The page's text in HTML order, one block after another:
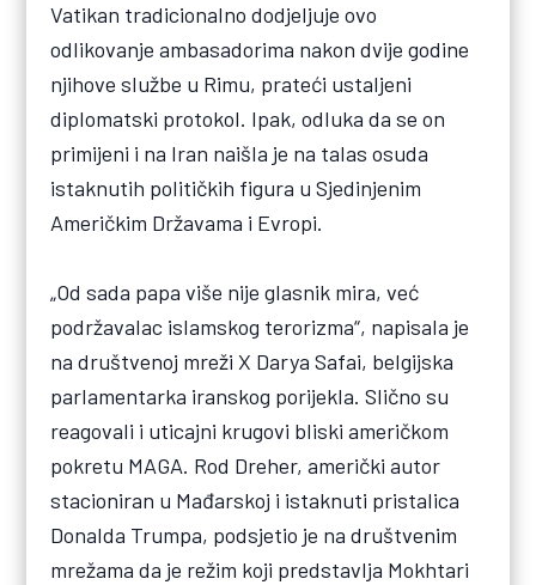
Vatikan tradicionalno dodjeljuje ovo
odlikovanje ambasadorima nakon dvije godine
njihove službe u Rimu, prateći ustaljeni
diplomatski protokol. Ipak, odluka da se on
primijeni i na Iran naišla je na talas osuda
istaknutih političkih figura u Sjedinjenim
Američkim Državama i Evropi.
„Od sada papa više nije glasnik mira, već
podržavalac islamskog terorizma“, napisala je
na društvenoj mreži X Darya Safai, belgijska
parlamentarka iranskog porijekla. Slično su
reagovali i uticajni krugovi bliski američkom
pokretu MAGA. Rod Dreher, američki autor
stacioniran u Mađarskoj i istaknuti pristalica
Donalda Trumpa, podsjetio je na društvenim
mrežama da je režim koji predstavlja Mokhtari